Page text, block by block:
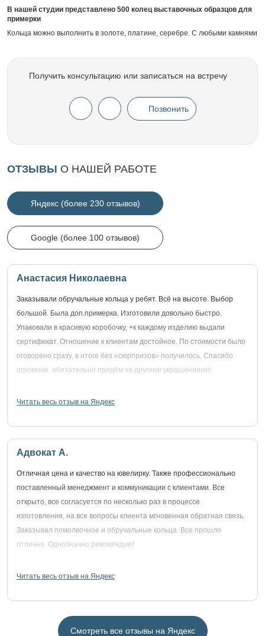
В нашей студии представлено 500 колец выставочных образцов для
примерки
Кольца можно выполнить в золоте, платине, серебре. С любыми камнями
Получить консультацию или записаться на встречу
Позвонить
ОТЗЫВЫ О НАШЕЙ РАБОТЕ
Яндекс (более 230 отзывов)
Google (более 100 отзывов)
Анастасия Николаевна
Заказывали обручальные кольца у ребят. Всё на высоте. Выбор
большой. Была доп.примерка. Изготовили довольно быстро.
Упаковали в красивую коробочку, +к каждому изделию выдали
сертификат. Отношение к клиентам достойное. По стоимости было
оговорено сразу, в итоге без «сюрпризов» получилось. Спасибо
огромное, обязательно придём за другими украшениями!
Читать весь отзыв на Яндекс
Адвокат А.
Отличная цена и качество на ювелирку. Также профессионально
поставленный менеджмент и коммуникации с клиентами. Все
открыто, все согласуется по несколько раз в процессе
изготовления, на все вопросы клиента мгновенная обратная связь.
Заказывал помолвочное и обручальные кольца. Все прошло
отлично. Однозначно рекомендую!
Читать весь отзыв на Яндекс
Смотреть все отзывы на Яндекс